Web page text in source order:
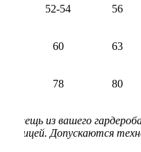
52-54 56
60 63
78 80
вещь из вашего
Допускаются